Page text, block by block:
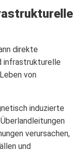
direkte
infrastrukturelle
von
induzierte
verursachen,
und